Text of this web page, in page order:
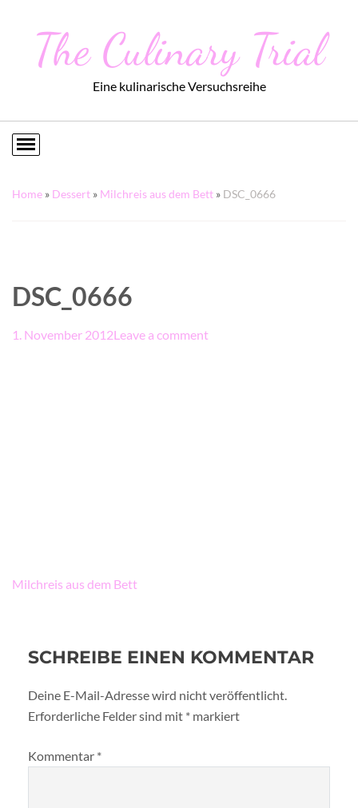
The Culinary Trial
Eine kulinarische Versuchsreihe
Home » Dessert » Milchreis aus dem Bett » DSC_0666
DSC_0666
1. November 2012Leave a comment
Beitragsnavigation
Milchreis aus dem Bett
SCHREIBE EINEN KOMMENTAR
Deine E-Mail-Adresse wird nicht veröffentlicht.
Erforderliche Felder sind mit * markiert
Kommentar *